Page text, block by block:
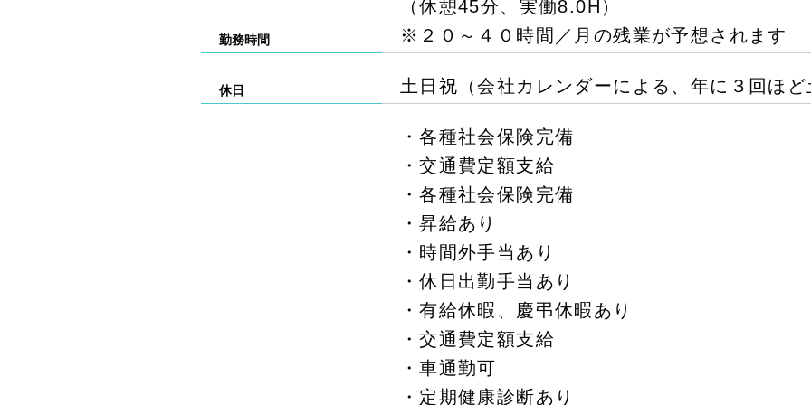
勤務時間
（休憩45分、実働8.0H）
※２０～４０時間／月の残業が予想されます
休日 土日祝（会社カレンダーによる、年に３回ほど
・各種社会保険完備
・交通費定額支給
・各種社会保険完備
・昇給あり
・時間外手当あり
・休日出勤手当あり
・有給休暇、慶弔休暇あり
・交通費定額支給
・車通勤可
・定期健康診断あり